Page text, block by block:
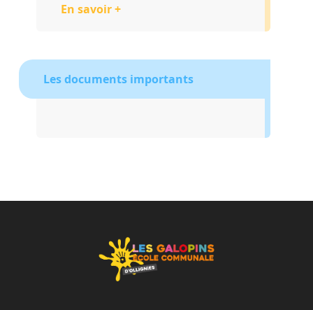
En savoir +
Les documents importants